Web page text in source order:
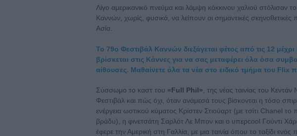
Λίγο αμερικανικό πνεύμα και λάμψη κόκκινου χαλιού στόλισαν
Καννών, χωρίς, φυσικά, να λείπουν οι σημαντικές
Ασία.
Το 79ο Φεστιβάλ Καννών διεξάγεται φέτος από τις 12
βρίσκεται στις Κάννες για να σας μεταφέρει όλα όσα
αίθουσες. Μαθαίνετε όλα τα νέα στο ειδικό τμήμα του Flix
Σύσσωμο το καστ του «Full Phil» , της νέας ταινίας του
Φεστιβάλ και πώς όχι, όταν ανάμεσά τους βίσκονται η τόσο
ενέργεια ωστικού κύματος Κρίστεν Στιούαρτ (με τσίτι Chanel
βράδυ), η φινετσάτη Σαρλότ Λε Μπον και ο υπερcool Γούντι
έφερε την Αμερική στη Γαλλία, με μια ταινία όπου το ταξίδι ενός